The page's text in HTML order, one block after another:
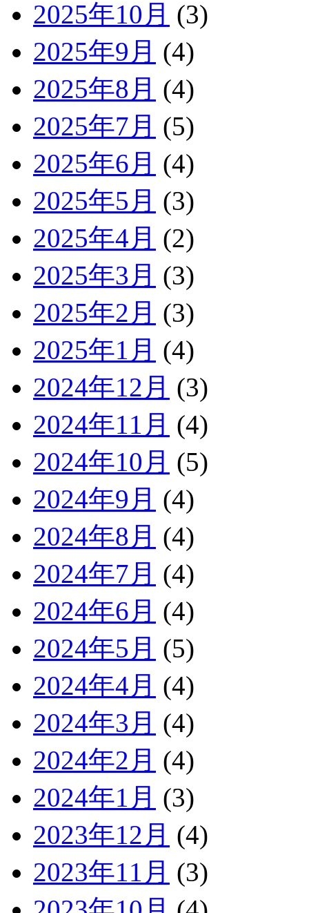
2025年10月 (3)
2025年9月 (4)
2025年8月 (4)
2025年7月 (5)
2025年6月 (4)
2025年5月 (3)
2025年4月 (2)
2025年3月 (3)
2025年2月 (3)
2025年1月 (4)
2024年12月 (3)
2024年11月 (4)
2024年10月 (5)
2024年9月 (4)
2024年8月 (4)
2024年7月 (4)
2024年6月 (4)
2024年5月 (5)
2024年4月 (4)
2024年3月 (4)
2024年2月 (4)
2024年1月 (3)
2023年12月 (4)
2023年11月 (3)